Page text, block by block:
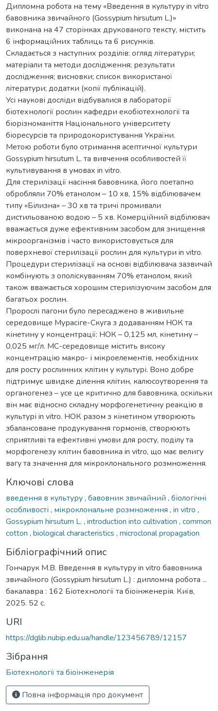
Дипломна робота на тему «Введення в культуру in vitro
бавовника звичайного (Gossypium hirsutum L.)»
виконана на 47 сторінках друкованого тексту, містить
6 інформаційних таблиць та 6 рисунків.
Складається з наступних розділів: огляд літератури;
матеріали та методи дослідження; результати
дослідження; висновки; список використаної
літератури; додатки (копії публікацій).
Усі наукові досліди відбувалися в лабораторії
біотехнології рослин кафедри екобіотехнології та
біорізноманіття Національного університету
біоресурсів та природокористування України.
Метою роботи було отримання асептичної культури
Gossypium hirsutum L. та вивчення особливостей її
культивування в умовах in vitro.
Для стерилізації насіння бавовника, його поетапно
обробляли 70% етанолом – 10 хв, 15% відбілювачем
типу «Білизна» – 30 хв та тричі промивали
дистильованою водою – 5 хв. Комерційний відбілювач
вважається дуже ефективним засобом для знищення
мікроорганізмів і часто використовується для
поверхневої стерилізації рослин для культури in vitro.
Процедури стерилізації на основі відбілювача зазвичай
комбінують з ополіскуванням 70% етанолом, який
також вважається хорошим стерилізуючим засобом для
багатьох рослин.
Пророслі пагони було пересаджено в живильне
середовище Мурасіге-Скуга з додаванням НОК та
кінетину у концентрації: НОК – 0,125 мл, кінетину –
0,025 мг/л. МС-середовище містить високу
концентрацію макро- і мікроелементів, необхідних
для росту рослинних клітин у культурі. Воно добре
підтримує швидке ділення клітин, калюсоутворення та
органогенез – усе це критично для бавовника, оскільки
він має відносно складну морфогенетичну реакцію в
культурі in vitro. НОК разом з кінетином утворюють
збалансоване продукування гормонів, створюють
сприятливі та ефективні умови для росту, поділу та
морфогенезу клітин бавовника in vitro, що має велигу
вагу та значення для мікроклонального розмноження.
Ключові слова
введення в культуру, бавовник звичайний , біологічні
особливості , мікроклональне розмноження , in vitro ,
Gossypium hirsutum L. , introduction into cultivation , common
cotton , biological characteristics , microclonal propagation
Бібліографічний опис
Гончарук М.В. Введення в культуру in vitro бавовника
звичайного (Gossypium hirsutum L.) : дипломна робота ...
бакалавра : 162 Біотехнології та біоінженерія. Київ,
2025. 52 с.
URI
https://dglib.nubip.edu.ua/handle/123456789/12157
Зібрання
Біотехнології та біоінженерія
Повна інформація про документ